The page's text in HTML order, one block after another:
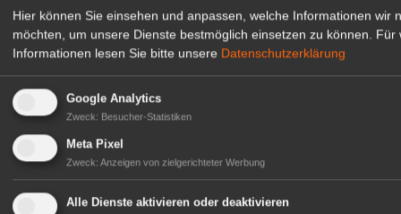
zur Stellenanzeige
Hier können Sie einsehen und anpassen, welche Informationen wir
möchten, um unsere Dienste bestmöglich einsetzen zu können.
Für
Informationen lesen Sie bitte unsere Datenschutzerklärung
Google Analytics
Zweck: Besucher-Statistiken
Meta Pixel
Zweck: Anzeigen von zielgerichteter Werbung
Alle Dienste aktivieren oder deaktivieren